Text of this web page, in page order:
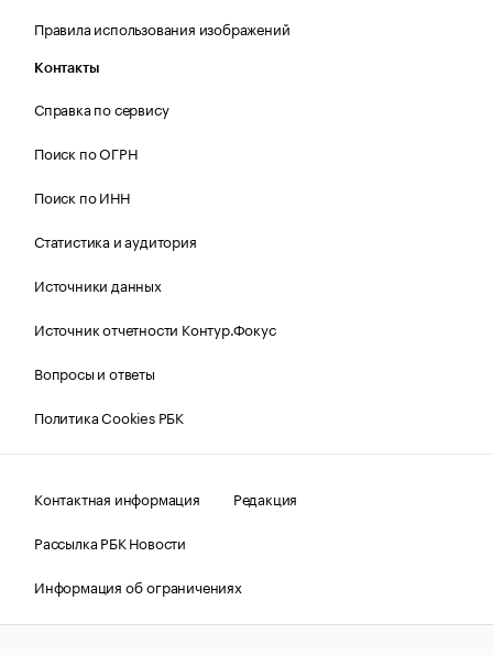
Правила использования изображений
Контакты
Справка по сервису
Поиск по ОГРН
Поиск по ИНН
Статистика и аудитория
Источники данных
Источник отчетности Контур.Фокус
Вопросы и ответы
Политика Cookies РБК
Контактная информация
Редакция
Рассылка РБК Новости
Информация об ограничениях
Правовая информация
О соблюдении авторских прав